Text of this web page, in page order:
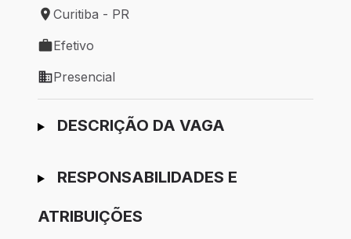
Local de trabalho: Curitiba - PR
Curitiba - PR
Tipo de vaga: Efetivo
Efetivo
Modelo de trabalho: Presencial
Presencial
Ir para candidatura
DESCRIÇÃO DA VAGA
RESPONSABILIDADES E
ATRIBUIÇÕES